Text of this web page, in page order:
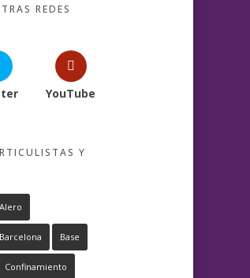
REDES
YouTube
Y
Alero
Barcelona Base
Confinamiento